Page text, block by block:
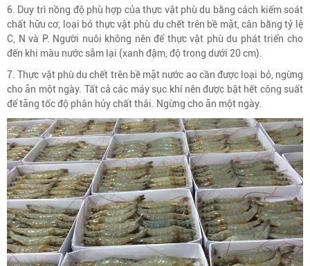
6. Duy trì nồng độ phù hợp của thực vật phù du bằng cách kiểm soát
chất hữu cơ, loại bỏ thực vật phù du chết trên bề mặt, cân bằng tỷ lệ
C, N và P. Người nuôi không nên để thực vật phù du phát triển cho
đến khi màu nước sẫm lại (xanh đậm, độ trong dưới 20 cm).
7. Thực vật phù du chết trên bề mặt nước ao cần được loại bỏ, ngừng
cho ăn một ngày. Tất cả các máy sục khí nên được bật hết công suất
để tăng tốc độ phân hủy chất thải. Ngừng cho ăn một ngày.